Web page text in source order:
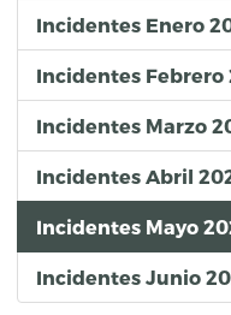
Incidentes Enero
Incidentes Febrero
Incidentes Marzo
Incidentes Abril
Incidentes Mayo
Incidentes Junio